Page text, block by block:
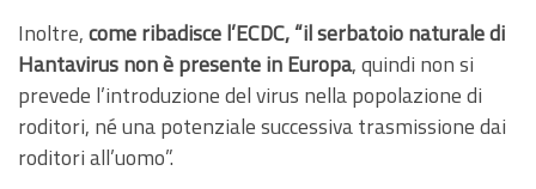
Inoltre,come ribadisce l’ECDC, “il serbatoio naturale di
Hantavirus non è presente in Europa, quindi non si
prevede l’introduzione del virus nella popolazione di
roditori, né una potenziale successiva trasmissione dai
roditori all’uomo”.